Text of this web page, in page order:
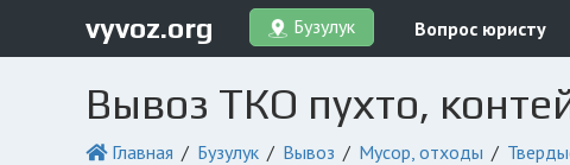
vyvoz.org Бузулук Вопрос юристу
Вывоз ТКО пухто,
Главная Бузулук Вывоз Мусор, отходы